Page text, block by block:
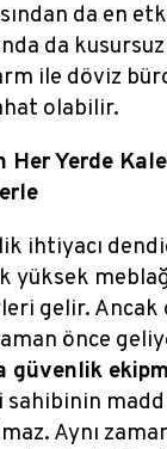
da en
da
ile döviz
olabilir.
Her Yerde
ihtiyacı
yüksek
gelir.
önce
güvenlik
sahibinin
Aynı